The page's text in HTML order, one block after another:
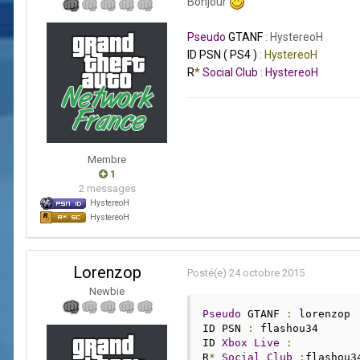
Membre
1
2 messages
HystereoH
HystereoH
Pseudo GTANF: HystereoH
ID PSN ( PS4 ) : HystereoH
R*Social Club : HystereoH
Lorenzop
Newbie
Posté(e) 24 octobre 2015
Pseudo GTANF :
lorenzop
ID PSN
:
flashou34
ID Xbox Live
:
R* Social Club :